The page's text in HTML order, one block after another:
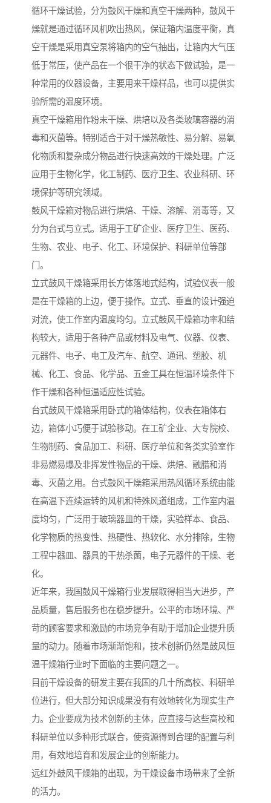
循环干燥试验，分为鼓风干燥和真空干燥两种，鼓风干
燥就是通过循环风机吹出热风，保证箱内温度平衡，真
空干燥是采用真空泵将箱内的空气抽出，让箱内大气压
低于常压，使产品在一个很干净的状态下做试验，是一
种常用的仪器设备，主要用来干燥样品，也可以提供实
验所需的温度环境。
真空干燥箱用作粉末干燥、烘培以及各类玻璃容器的消
毒和灭菌等。特别适合于对干燥热敏性、易分解、易氧
化物质和复杂成分物品进行快速高效的干燥处理。广泛
应用于生物化学，化工制药、医疗卫生、农业科研、环
境保护等研究领域。
鼓风干燥箱对物品进行烘焙、干燥、溶解、消毒等，又
分为台式与立式。适用于工矿企业、医疗卫生、医药、
生物、农业、电子、化工、环境保护、科研单位等部
门。
立式鼓风干燥箱采用长方体落地式结构，试验仪表一般
是在干燥箱的上边，便于操作。立式、垂直的设计强迫
对流，使工作室内温度均匀。立式鼓风干燥箱功率和结
构较大，适用于各种产品或材料及电气、仪器、仪表、
元器件、电子、电工及汽车、航空、通讯、塑胶、机
械、化工、食品、化学品、五金工具在恒温环境条件下
作干燥和各种恒温适应性试验。
台式鼓风干燥箱采用卧式的箱体结构，仪表在箱体右
边，箱体小巧便于试验移动。在工矿企业、大专院校、
生物制药、食品加工、科研、医疗单位和各类实验室作
非易燃易爆及非挥发性物品的干燥、烘焙、融腊和消
毒、灭菌之用。台式鼓风干燥箱采用热风循环系统由能
在高温下连续运转的风机和特殊风道组成，工作室内温
度均匀，广泛用于玻璃器皿的干燥，实验样本、食品、
化学物质的热变性、热硬性、热软化、水分排除，生物
工程中器皿、器具的干热杀菌，电子元器件的干燥、老
化。
近年来，我国鼓风干燥箱行业发展取得相当大进步，产
品质量，售后服务也在稳步提升。公平的市场环境、严
苛的顾客要求和激励的市场竞争有助于增加企业提升质
量的动力。随着市场渐渐饱和，技术创新仍然是鼓风恒
温干燥箱行业时下面临的主要问题之一。
目前干燥设备的研发主要在我国的几十所高校、科研单
位进行，但大部分知识成果没有有效地转化为现实生产
力。企业要成为技术创新的主体，应直接与这些高校和
科研单位以多种形式联合，使资源得到合理的配置与利
用，有效地培育和发展企业的创新能力。
远红外鼓风干燥箱的出现，为干燥设备市场带来了全新
的活力。